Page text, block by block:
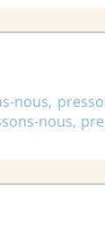
nous,
nous,